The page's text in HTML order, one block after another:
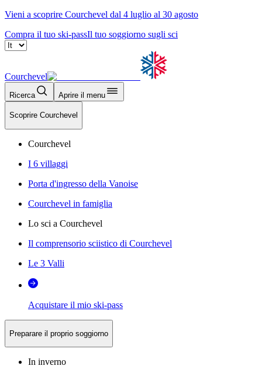
Vieni a scoprire Courchevel dal 4 luglio al 30 agosto
Compra il tuo ski-passIl tuo soggiorno sugli sci
Courchevel
Ricerca Aprire il menu
Scoprire Courchevel
Courchevel
I 6 villaggi
Porta d'ingresso della Vanoise
Courchevel in famiglia
Lo sci a Courchevel
Il comprensorio sciistico di Courchevel
Le 3 Valli
Acquistare il mio ski-pass
Preparare il proprio soggiorno
In inverno